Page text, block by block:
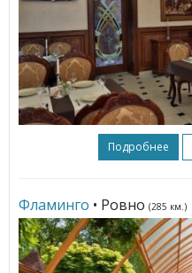
Подробнее
Фламинго • Ровно (285 км.)